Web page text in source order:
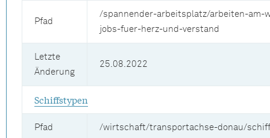
Pfad
/spannender-arbeitsplatz/arbeiten-am-
jobs-fuer-herz-und-verstand
Letzte
Änderung
25.08.2022
Schiffstypen
Pfad /wirtschaft/transportachse-donau/